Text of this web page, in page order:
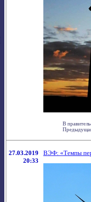
В
27.03.2019
20:33
ВЭФ: «Темпы